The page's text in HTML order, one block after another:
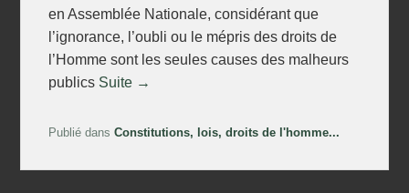
en Assemblée Nationale, considérant que
l’ignorance, l’oubli ou le mépris des droits de
l’Homme sont les seules causes des malheurs
publics Suite →
Publié dans Constitutions, lois, droits de l'homme...